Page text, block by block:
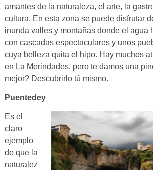
amantes de la naturaleza, el arte, la
cultura. En esta zona se puede disfrutar
inunda valles y montañas donde el agua
con cascadas espectaculares y unos
cuya belleza quita el hipo. Hay muchos
en La Merindades, pero te damos una
mejor? Descubrirlo tú mismo.
Puentedey
Es el
claro
ejemplo
de que la
naturalez